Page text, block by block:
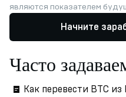
являются показателем
Начните
Часто
Как перевести BTC